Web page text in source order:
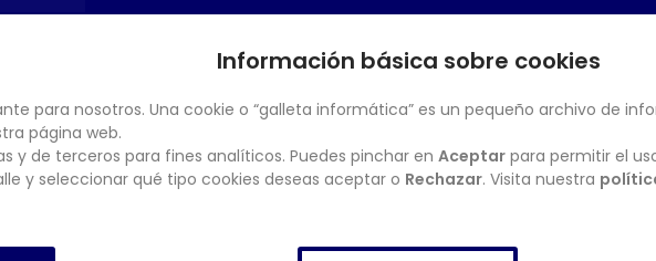
BOLETÍN
Información básica sobre cookies
para nosotros. Una cookie o “galleta informática” es un pequeño archivo de
página web.
y de terceros para fines analíticos. Puedes pinchar en Aceptar para permitir el
y seleccionar qué tipo cookies deseas aceptar o Rechazar. Visita nuestra